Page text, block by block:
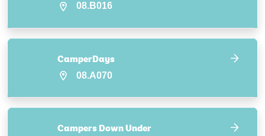
08.B016
CamperDays
08.A070
Campers Down Under